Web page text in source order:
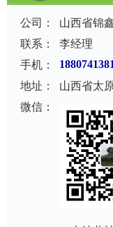
公司：
山西省锦
联系：
李经理
手机：
地址：
山西省太
微信：